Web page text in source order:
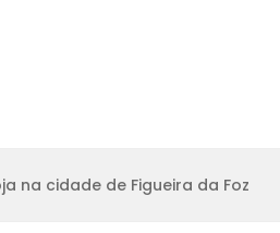
na cidade de Figueira da Foz